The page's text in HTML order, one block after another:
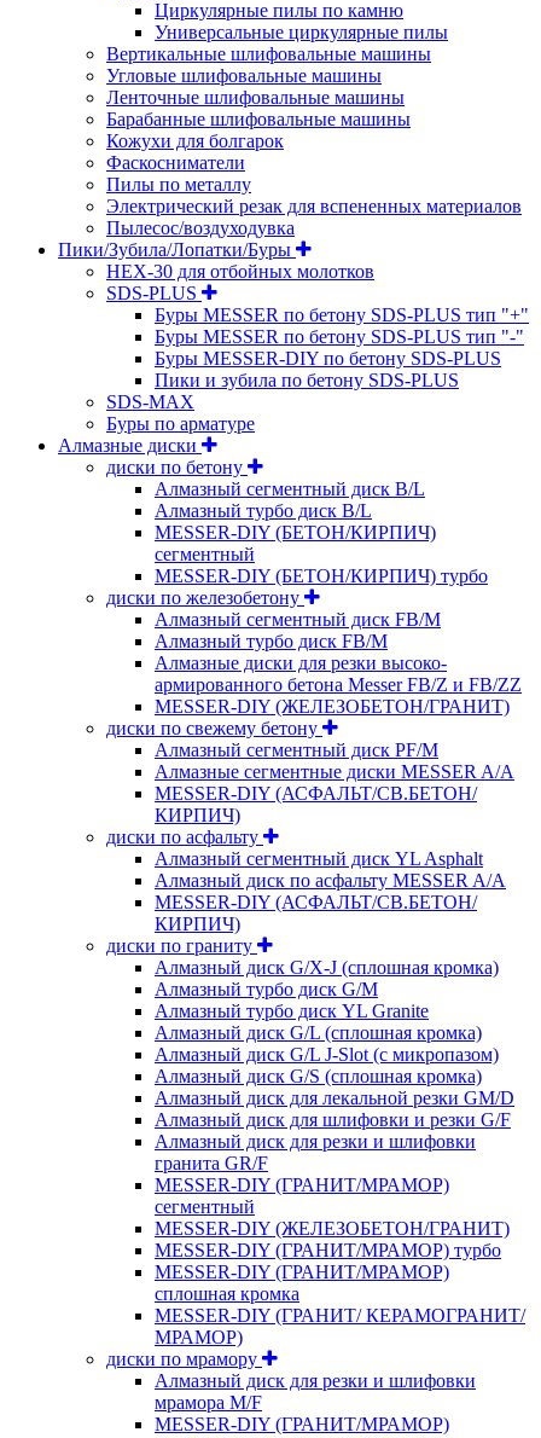
Циркулярные пилы по камню
Универсальные циркулярные пилы
Вертикальные шлифовальные машины
Угловые шлифовальные машины
Ленточные шлифовальные машины
Барабанные шлифовальные машины
Кожухи для болгарок
Фаскосниматели
Пилы по металлу
Электрический резак для вспененных материалов
Пылесос/воздуходувка
Пики/Зубила/Лопатки/Буры
HEX-30 для отбойных молотков
SDS-PLUS
Буры MESSER по бетону SDS-PLUS тип "+"
Буры MESSER по бетону SDS-PLUS тип "-"
Буры MESSER-DIY по бетону SDS-PLUS
Пики и зубила по бетону SDS-PLUS
SDS-MAX
Буры по арматуре
Алмазные диски
диски по бетону
Алмазный сегментный диск B/L
Алмазный турбо диск B/L
MESSER-DIY (БЕТОН/КИРПИЧ)
сегментный
MESSER-DIY (БЕТОН/КИРПИЧ) турбо
диски по железобетону
Алмазный сегментный диск FB/M
Алмазный турбо диск FB/M
Алмазные диски для резки высоко-
армированного бетона Messer FB/Z и FB/ZZ
MESSER-DIY (ЖЕЛЕЗОБЕТОН/ГРАНИТ)
диски по свежему бетону
Алмазный сегментный диск PF/M
Алмазные сегментные диски MESSER A/A
MESSER-DIY (АСФАЛЬТ/СВ.БЕТОН/
КИРПИЧ)
диски по асфальту
Алмазный сегментный диск YL Asphalt
Алмазный диск по асфальту MESSER A/A
MESSER-DIY (АСФАЛЬТ/СВ.БЕТОН/
КИРПИЧ)
диски по граниту
Алмазный диск G/X-J (сплошная кромка)
Алмазный турбо диск G/M
Алмазный турбо диск YL Granite
Алмазный диск G/L (сплошная кромка)
Алмазный диск G/L J-Slot (с микропазом)
Алмазный диск G/S (сплошная кромка)
Алмазный диск для лекальной резки GM/D
Алмазный диск для шлифовки и резки G/F
Алмазный диск для резки и шлифовки
гранита GR/F
MESSER-DIY (ГРАНИТ/МРАМОР)
сегментный
MESSER-DIY (ЖЕЛЕЗОБЕТОН/ГРАНИТ)
MESSER-DIY (ГРАНИТ/МРАМОР) турбо
MESSER-DIY (ГРАНИТ/МРАМОР)
сплошная кромка
MESSER-DIY (ГРАНИТ/ КЕРАМОГРАНИТ/
МРАМОР)
диски по мрамору
Алмазный диск для резки и шлифовки
мрамора M/F
MESSER-DIY (ГРАНИТ/МРАМОР)